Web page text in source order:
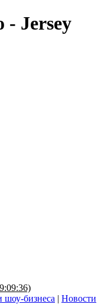
- Jersey
шоу-бизнеса | Новости